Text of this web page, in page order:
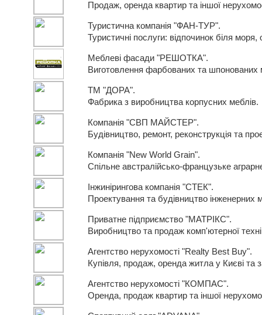
Продаж, оренда квартир та іншої
Туристична компанія "ФАН-ТУР".
Туристичні послуги: відпочинок біля моря,
Меблеві фасади "РЕШОТКА".
Виготовлення фарбованих та шпонованих
ТМ "ДОРА".
Фабрика з виробництва корпусних меблів.
Компанія "СВП МАЙСТЕР".
Будівництво, ремонт, реконструкція та
Компанія "New World Grain".
Спільне австралійсько-французьке
Інжинірингова компанія "СТЕК".
Проектування та будівництво інженерних
Приватне підприємство "МАТРІКС".
Виробництво та продаж комп'ютерної
Агентство нерухомості "Realty Best Buy".
Купівля, продаж, оренда житла у Києві та
Агентство нерухомості "КОМПАС".
Оренда, продаж квартир та іншої